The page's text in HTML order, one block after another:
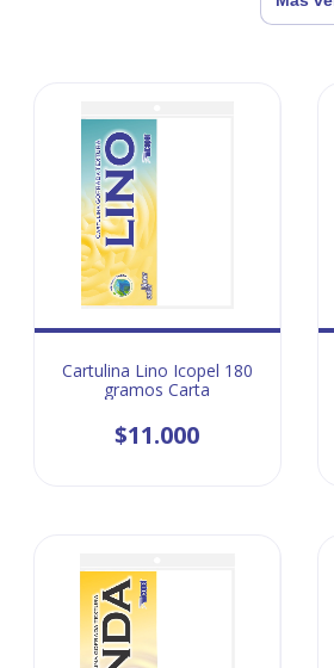
Cartulina Lino Icopel 180
gramos Carta
$11.000